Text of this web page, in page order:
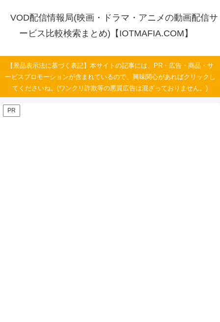
VOD配信情報局(映画・ドラマ・アニメの動画配信サ
ービス比較検索まとめ)【IOTMAFIA.COM】
【景品表示法に基づく表記】本サイトの記事には、PR・広告・商品・サ
ービスプロモーションが含まれているので、興味関心があればクリックし
てくださいね。(ワンクリ詐欺等の悪質広告は混ざっておりません。)
PR